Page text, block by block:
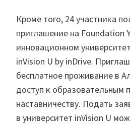
Кроме того, 24 участника
приглашение на Foundation
инновационном
inVision U by inDrive.
бесплатное проживание в
доступ к образовательным
наставничеству. Подать
в университет inVision U